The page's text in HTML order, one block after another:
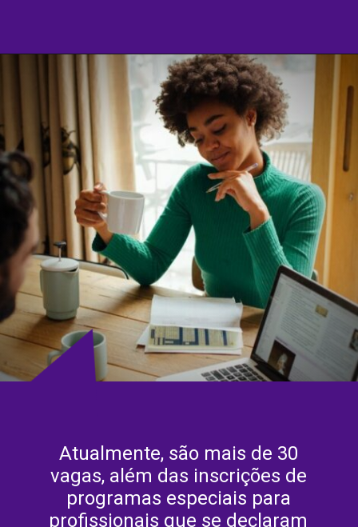
Atualmente, são mais de 30
vagas, além das inscrições de
programas especiais para
profissionais que se declaram